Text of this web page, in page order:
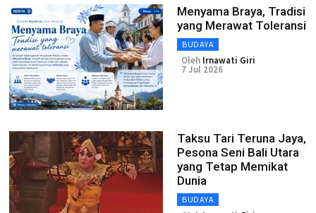
Menyama Braya, Tradisi
yang Merawat Toleransi
BUDAYA
Oleh Irnawati Giri
7 Jul 2026
Taksu Tari Teruna Jaya,
Pesona Seni Bali Utara
yang Tetap Memikat
Dunia
BUDAYA